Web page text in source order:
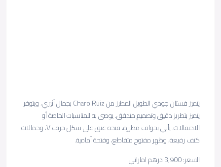
يتميز فستان جودي الطويل المطرز من Charo Ruiz بجمال أثيري، ويتوفر
يتميز بتطريز دقيق وتصميم متدفق. يوصى به للمناسبات الخاصة أو
الاحتفالات. يأتي بحواف مطرزة، فتحة عنق على شكل حرف V، وحمالات
كتف رفيعة، وظهر مفتوح متقاطع، وفتحة أمامية.
السعر: 3,900 درهم اماراتي